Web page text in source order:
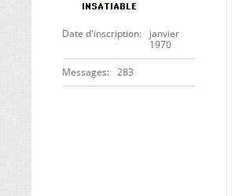
Date d'inscription
janvier
1970
Messages 283